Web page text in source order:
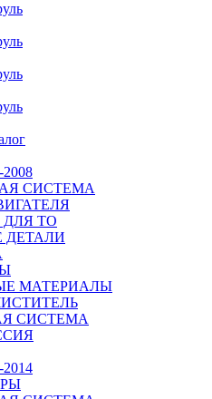
2008
СИСТЕМА
ДЛЯ ТО
ДЕТАЛИ
МАТЕРИАЛЫ
СИСТЕМА
2014